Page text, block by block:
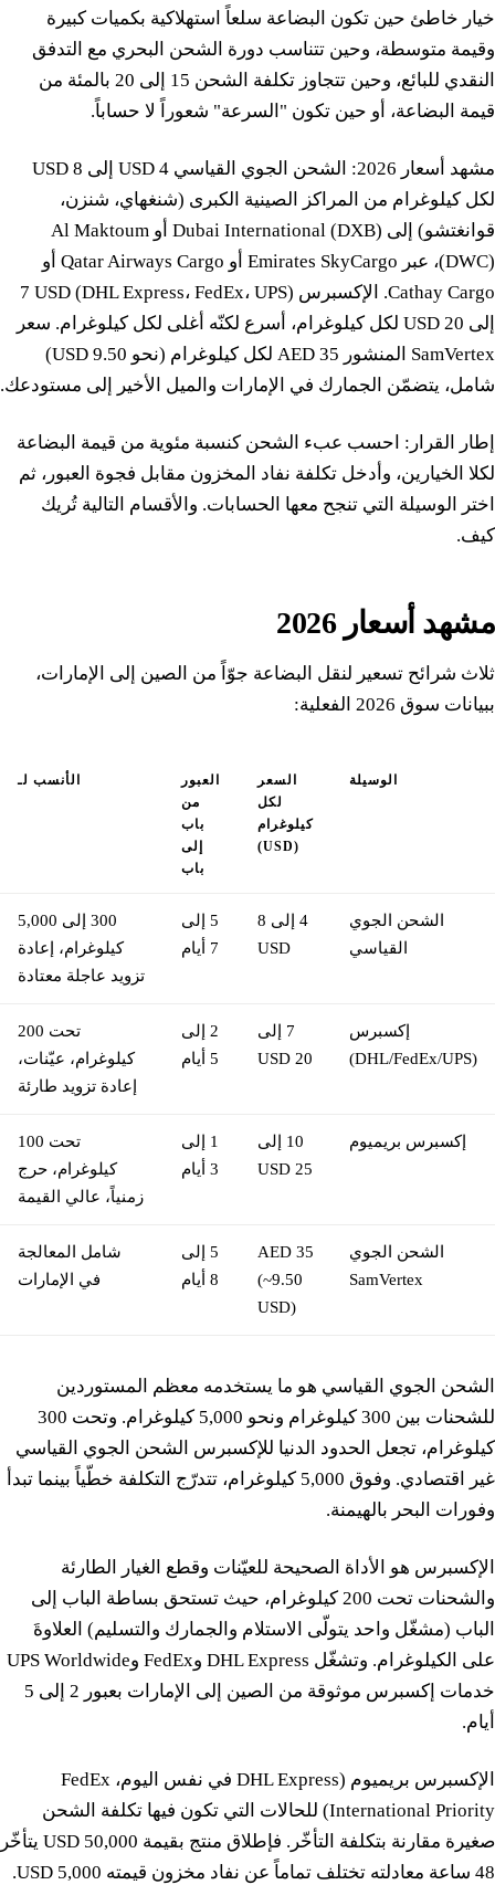
خيار خاطئ حين تكون البضاعة سلعاً استهلاكية بكميات كبيرة
وقيمة متوسطة، وحين تتناسب دورة الشحن البحري مع التدفق
النقدي للبائع، وحين تتجاوز تكلفة الشحن 15 إلى 20 بالمئة من
قيمة البضاعة، أو حين تكون "السرعة" شعوراً لا حساباً.
مشهد أسعار 2026: الشحن الجوي القياسي 4 USD إلى 8 USD
لكل كيلوغرام من المراكز الصينية الكبرى (شنغهاي، شنزن،
قوانغتشو) إلى Dubai International (DXB) أو Al Maktoum
(DWC)، عبر Emirates SkyCargo أو Qatar Airways Cargo أو
Cathay Cargo. الإكسبرس (DHL Express، FedEx، UPS) 7 USD
إلى 20 USD لكل كيلوغرام، أسرع لكنّه أغلى لكل كيلوغرام. سعر
SamVertex المنشور 35 AED لكل كيلوغرام (نحو 9.50 USD)
شامل، يتضمّن الجمارك في الإمارات والميل الأخير إلى مستودعك.
إطار القرار: احسب عبء الشحن كنسبة مئوية من قيمة البضاعة
لكلا الخيارين، وأدخل تكلفة نفاد المخزون مقابل فجوة العبور، ثم
اختر الوسيلة التي تنجح معها الحسابات. والأقسام التالية تُريك
كيف.
مشهد أسعار 2026
ثلاث شرائح تسعير لنقل البضاعة جوّاً من الصين إلى الإمارات،
ببيانات سوق 2026 الفعلية:
الوسيلة
السعر
لكل
كيلوغرام
(USD)
العبور
من
باب
إلى
باب
الأنسب لـ
الشحن الجوي
القياسي
4 إلى 8
USD
5 إلى
7 أيام
300 إلى 5,000
كيلوغرام، إعادة
تزويد عاجلة معتادة
إكسبرس
(DHL/FedEx/UPS)
7 إلى
20 USD
2 إلى
5 أيام
تحت 200
كيلوغرام، عيّنات،
إعادة تزويد طارئة
إكسبرس بريميوم
10 إلى
25 USD
1 إلى
3 أيام
تحت 100
كيلوغرام، حرج
زمنياً، عالي القيمة
الشحن الجوي
SamVertex
35 AED
(~9.50
USD)
5 إلى
8 أيام
شامل المعالجة
في الإمارات
الشحن الجوي القياسي هو ما يستخدمه معظم المستوردين
للشحنات بين 300 كيلوغرام ونحو 5,000 كيلوغرام. وتحت 300
كيلوغرام، تجعل الحدود الدنيا للإكسبرس الشحن الجوي القياسي
غير اقتصادي. وفوق 5,000 كيلوغرام، تتدرّج التكلفة خطّياً بينما تبدأ
وفورات البحر بالهيمنة.
الإكسبرس هو الأداة الصحيحة للعيّنات وقطع الغيار الطارئة
والشحنات تحت 200 كيلوغرام، حيث تستحق بساطة الباب إلى
الباب (مشغّل واحد يتولّى الاستلام والجمارك والتسليم) العلاوةَ
على الكيلوغرام. وتشغّل DHL Express وFedEx وUPS Worldwide
خدمات إكسبرس موثوقة من الصين إلى الإمارات بعبور 2 إلى 5
أيام.
الإكسبرس بريميوم (DHL Express في نفس اليوم، FedEx
International Priority) للحالات التي تكون فيها تكلفة الشحن
صغيرة مقارنة بتكلفة التأخّر. فإطلاق منتج بقيمة 50,000 USD يتأخّر
48 ساعة معادلته تختلف تماماً عن نفاد مخزون قيمته 5,000 USD.